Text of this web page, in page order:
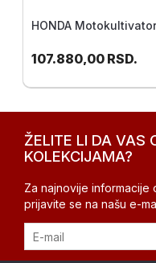
HONDA
107.880,00 RSD.
ŽELITE LI DA VAS
KOLEKCIJAMA?
Za najnovije informacije
prijavite se na našu e-